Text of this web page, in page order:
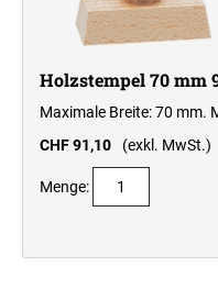
Holzstempel 70 mm
Maximale Breite: 70 mm.
CHF 91,10
(exkl. MwSt.)
Menge: